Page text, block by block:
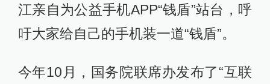
江亲自为公益手机APP“钱盾”站台，呼
吁大家给自己的手机装一道“钱盾”。
今年10月，国务院联席办发布了“互联